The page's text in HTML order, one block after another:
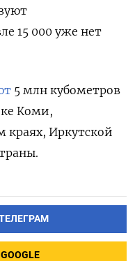
15 000 уже нет
5 млн кубометров
Коми,
краях, Иркутской